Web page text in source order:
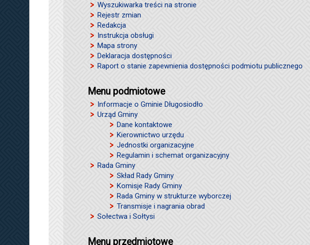
Wyszukiwarka treści na stronie
Rejestr zmian
Redakcja
Instrukcja obsługi
Mapa strony
Deklaracja dostępności
Raport o stanie zapewnienia dostępności podmiotu publicznego
Menu podmiotowe
Informacje o Gminie Długosiodło
Urząd Gminy
Dane kontaktowe
Kierownictwo urzędu
Jednostki organizacyjne
Regulamin i schemat organizacyjny
Rada Gminy
Skład Rady Gminy
Komisje Rady Gminy
Rada Gminy w strukturze wyborczej
Transmisje i nagrania obrad
Sołectwa i Sołtysi
Menu przedmiotowe